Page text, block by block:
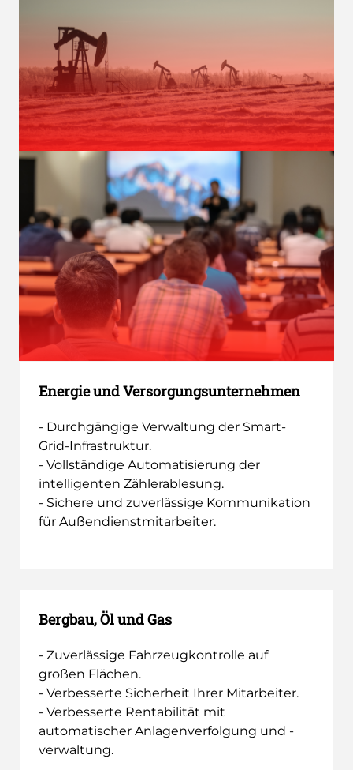
Energie und Versorgungsunternehmen
- Durchgängige Verwaltung der Smart-
Grid-Infrastruktur.
- Vollständige Automatisierung der
intelligenten Zählerablesung.
- Sichere und zuverlässige Kommunikation
für Außendienstmitarbeiter.
Bergbau, Öl und Gas
- Zuverlässige Fahrzeugkontrolle auf
großen Flächen.
- Verbesserte Sicherheit Ihrer Mitarbeiter.
- Verbesserte Rentabilität mit
automatischer Anlagenverfolgung und -
verwaltung.